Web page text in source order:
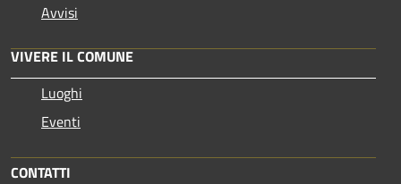
Avvisi
VIVERE IL COMUNE
Luoghi
Eventi
CONTATTI